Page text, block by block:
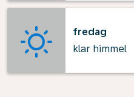
fredag
klar himmel